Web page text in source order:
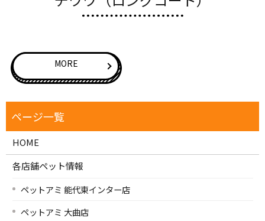
MORE
HOME
各店舗ペット情報
ペットアミ 能代東インター店
ペットアミ 大曲店